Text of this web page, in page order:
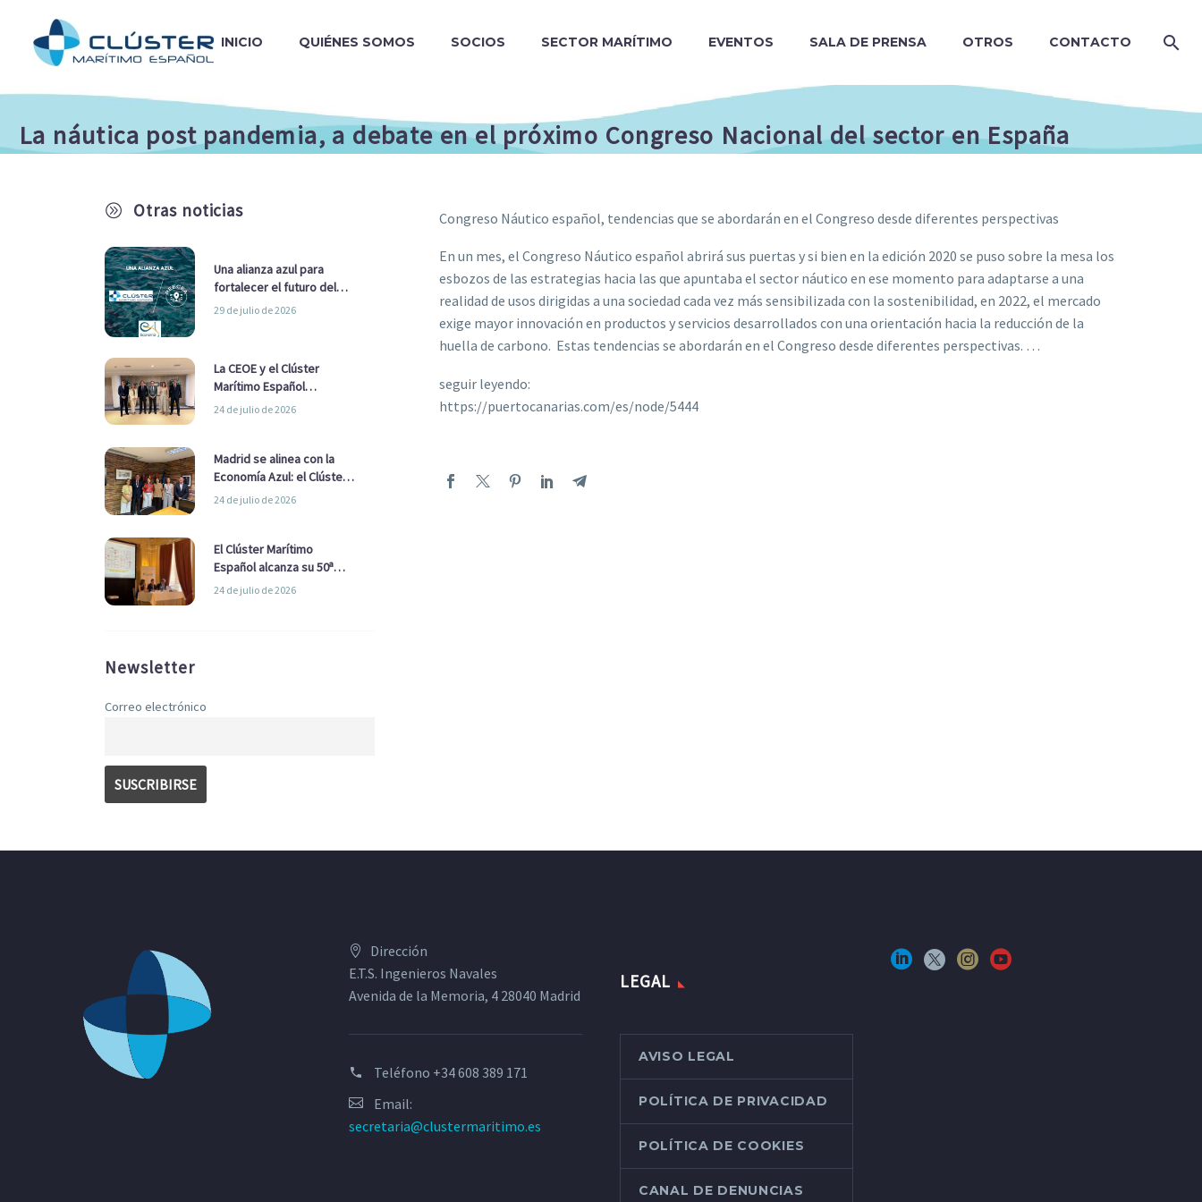
INICIO QUIÉNES SOMOS SOCIOS SECTOR MARÍTIMO EVENTOS SALA DE PRENSA OTROS CONTACTO
La náutica post pandemia, a debate en el próximo Congreso Nacional del sector en España
A Otras noticias
Una alianza azul para
fortalecer el futuro del
sector marítimo
29 de julio de 2026
La CEOE y el Clúster
Marítimo Español
refuerzan su alianza para
24 de julio de 2026
Madrid se alinea con la
Economía Azul: el Clúster
Marítimo Español y la Real
Ayuntamiento
24 de julio de 2026
El Clúster Marítimo
Español alcanza su 50ª
Asamblea reafirmando su
24 de julio de 2026
Newsletter
Correo electrónico
Congreso Náutico español, tendencias que se abordarán en el Congreso desde diferentes perspectivas
En un mes, el Congreso Náutico español abrirá sus puertas y si bien en la edición 2020 se puso sobre la mesa los
esbozos de las estrategias hacia las que apuntaba el sector náutico en ese momento para adaptarse a una
realidad de usos dirigidas a una sociedad cada vez más sensibilizada con la sostenibilidad, en 2022, el mercado
exige mayor innovación en productos y servicios desarrollados con una orientación hacia la reducción de la
huella de carbono. Estas tendencias se abordarán en el Congreso desde diferentes perspectivas. …
seguir leyendo:
https://puertocanarias.com/es/node/5444
Dirección
E.T.S. Ingenieros Navales
Avenida de la Memoria, 4 28040 Madrid
Teléfono +34 608 389 171
Email:
secretaria@clustermaritimo.es
LEGAL
AVISO LEGAL
POLÍTICA DE PRIVACIDAD
POLÍTICA DE COOKIES
CANAL DE DENUNCIAS